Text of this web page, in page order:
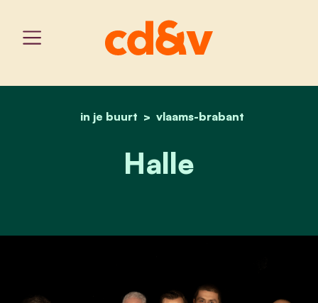
home
in je buurt vlaams-brabant
halle
Halle